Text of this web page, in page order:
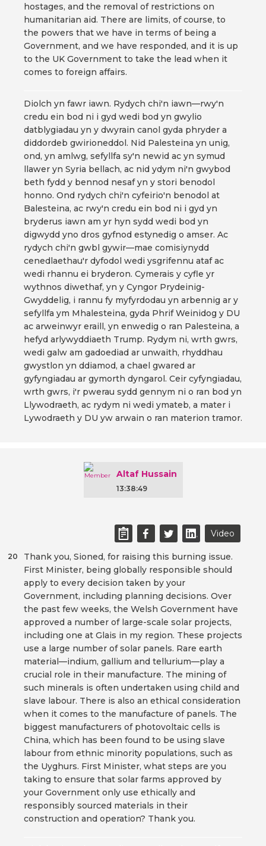
hostages, and the removal of restrictions on
humanitarian aid. There are limits, of course, to
the powers that we have in terms of being a
Government, and we have responded, and it is up
to the UK Government to take the lead when it
comes to foreign affairs.
Diolch yn fawr iawn. Rydych chi'n iawn—rwy'n
credu ein bod ni i gyd wedi bod yn gwylio
datblygiadau yn y dwyrain canol gyda phryder a
diddordeb gwirioneddol. Nid Palesteina yn unig,
ond, yn amlwg, sefyllfa sy'n newid ac yn symud
llawer yn Syria bellach, ac nid ydym ni'n gwybod
beth fydd y bennod nesaf yn y stori benodol
honno. Ond rydych chi'n cyfeirio'n benodol at
Balesteina, ac rwy'n credu ein bod ni i gyd yn
bryderus iawn am yr hyn sydd wedi bod yn
digwydd yno dros gyfnod estynedig o amser. Ac
rydych chi'n gwbl gywir—mae comisiynydd
cenedlaethau'r dyfodol wedi ysgrifennu ataf ac
wedi rhannu ei bryderon. Cymerais y cyfle yr
wythnos diwethaf, yn y Cyngor Prydeinig-
Gwyddelig, i rannu fy myfyrdodau yn arbennig ar y
sefyllfa ym Mhalesteina, gyda Phrif Weinidog y DU
ac arweinwyr eraill, yn enwedig o ran Palesteina, a
hefyd arlywyddiaeth Trump. Rydym ni, wrth gwrs,
wedi galw am gadoediad ar unwaith, rhyddhau
gwystlon yn ddiamod, a chael gwared ar
gyfyngiadau ar gymorth dyngarol. Ceir cyfyngiadau,
wrth gwrs, i'r pwerau sydd gennym ni o ran bod yn
Llywodraeth, ac rydym ni wedi ymateb, a mater i
Lywodraeth y DU yw arwain o ran materion tramor.
Altaf Hussain
13:38:49
Video
Thank you, Sioned, for raising this burning issue.
First Minister, being globally responsible should
apply to every decision taken by your
Government, including planning decisions. Over
the past few weeks, the Welsh Government have
approved a number of large-scale solar projects,
including one at Glais in my region. These projects
use a large number of solar panels. Rare earth
material—indium, gallium and tellurium—play a
crucial role in their manufacture. The mining of
such minerals is often undertaken using child and
slave labour. There is also an ethical consideration
when it comes to the manufacture of panels. The
biggest manufacturers of photovoltaic cells is
China, which has been found to be using slave
labour from ethnic minority populations, such as
the Uyghurs. First Minister, what steps are you
taking to ensure that solar farms approved by
your Government only use ethically and
responsibly sourced materials in their
construction and operation? Thank you.
20